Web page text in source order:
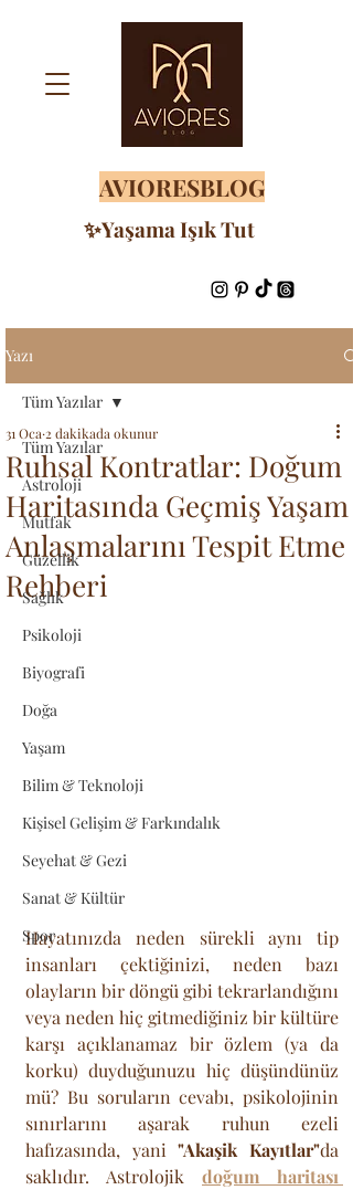
AVIORESBLOG
✨Yaşama Işık Tut
Yazı
Tüm Yazılar
Astroloji
Mutfak
Güzellik
Sağlık
Psikoloji
Biyografi
Doğa
Yaşam
Bilim & Teknoloji
Kişisel Gelişim & Farkındalık
Seyehat & Gezi
Sanat & Kültür
Spor
Tüm Yazılar
Ruhsal Kontratlar: Doğum
Haritasında Geçmiş Yaşam
Anlaşmalarını Tespit Etme
Rehberi
31 Oca 2 dakikada okunur
Hayatınızda neden sürekli aynı tip
insanları çektiğinizi, neden bazı
olayların bir döngü gibi tekrarlandığını
veya neden hiç gitmediğiniz bir kültüre
karşı açıklanamaz bir özlem (ya da
korku) duyduğunuzu hiç düşündünüz
mü? Bu soruların cevabı, psikolojinin
sınırlarını aşarak ruhun ezeli
hafızasında, yani "Akaşik Kayıtlar"da
saklıdır. Astrolojik